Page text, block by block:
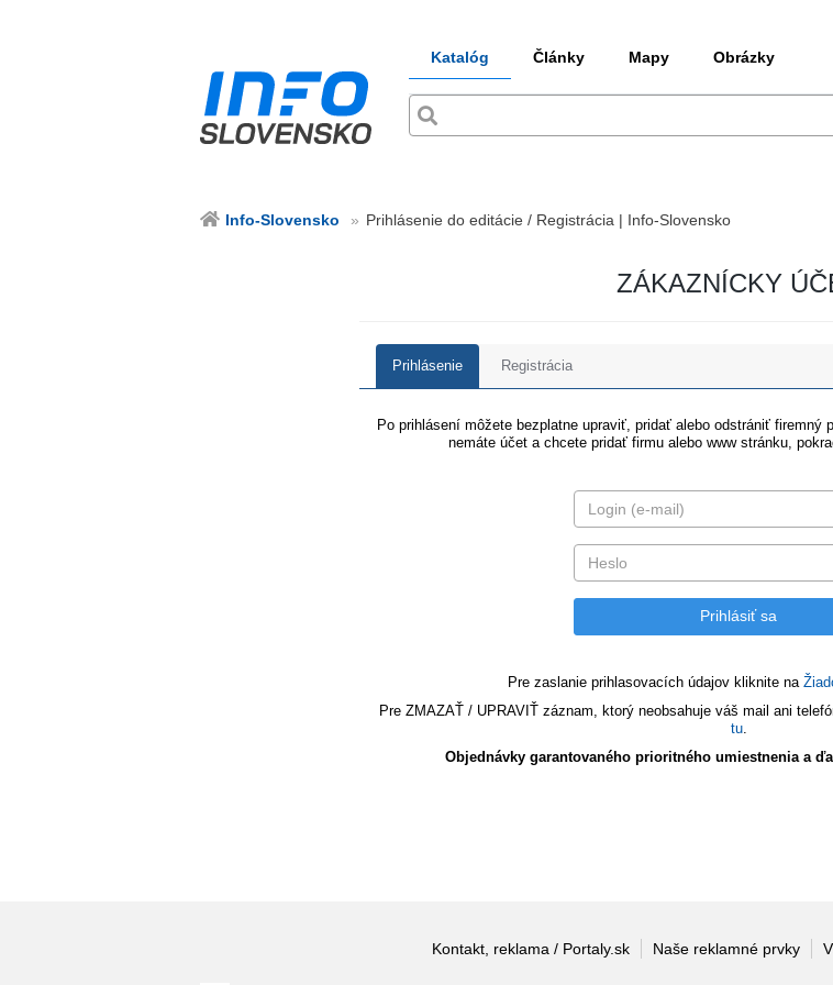
Katalóg Články Mapy Obrázky
Info-Slovensko Prihlásenie do editácie / Registrácia | Info-Slovensko
ZÁKAZNÍCKY
Prihlásenie Registrácia
Po prihlásení môžete bezplatne upraviť, pridať alebo odstrániť firemný
nemáte účet a chcete pridať firmu alebo www stránku,
Pre zaslanie prihlasovacích údajov kliknite na
Pre ZMAZAŤ / UPRAVIŤ záznam, ktorý neobsahuje váš mail ani
tu.
Objednávky garantovaného prioritného umiestnenia a
Kontakt, reklama / Portaly.sk Naše reklamné prvky